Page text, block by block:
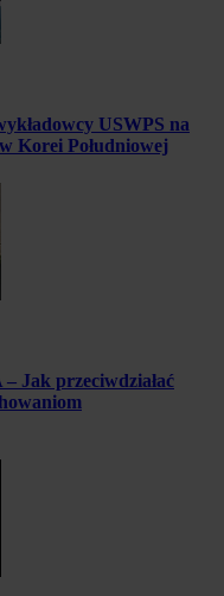
USWPS na
Korei Południowej
Jak przeciwdziałać